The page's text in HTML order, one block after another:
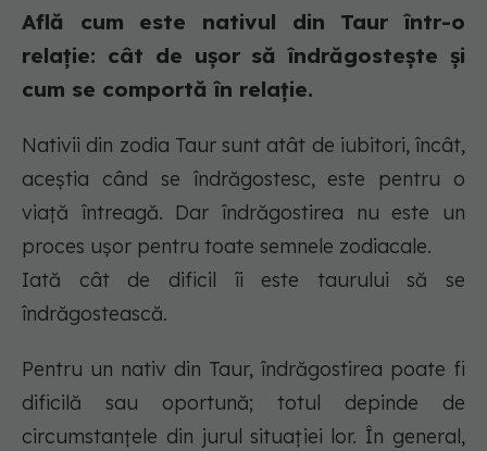
Află cum este nativul din Taur într-o
relație: cât de ușor să îndrăgostește și
cum se comportă în relație.
Nativii din zodia Taur sunt atât de iubitori, încât,
aceștia când se îndrăgostesc, este pentru o
viață întreagă. Dar îndrăgostirea nu este un
proces ușor pentru toate semnele zodiacale.
Iată cât de dificil îi este taurului să se
îndrăgostească.
Pentru un nativ din Taur, îndrăgostirea poate fi
dificilă sau oportună; totul depinde de
circumstanțele din jurul situației lor. În general,